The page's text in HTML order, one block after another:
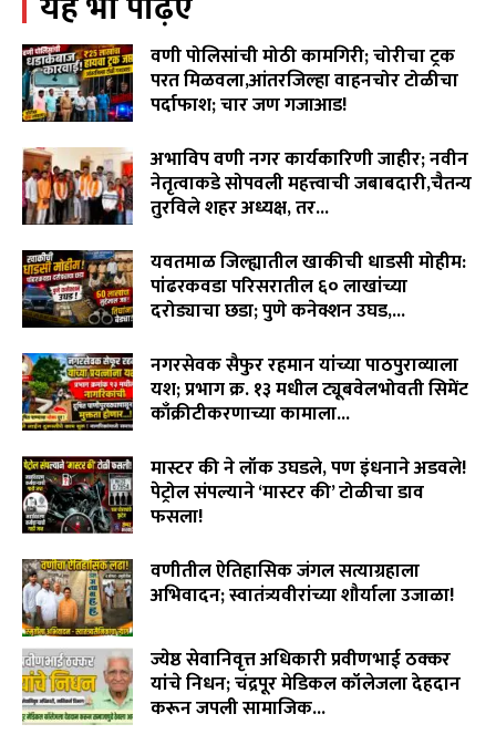
WCL विरुद्ध वृद्ध शेतकरी दांपत्याचा लढा! न्यायासाठी विजय
पिदुरकर मैदानात...
वारंवार निवेदन देऊनही जनप्रतिनिधी व लोकनिर्माण विभागाची झोप
उघडेना,खराब रस्त्यांमुळे गावकरी संतप्त.
02:16
पिक विमा कंपनीच्या धोरणाविरोधात लढा…
04:11
वणी पोलिसांची मोठी कामगिरी; चोरीचा ट्रक
परत मिळवला,आंतरजिल्हा वाहनचोर टोळीचा
पर्दाफाश; चार जण गजाआड!
अभाविप वणी नगर कार्यकारिणी जाहीर; नवीन
नेतृत्वाकडे सोपवली महत्त्वाची जबाबदारी,चैतन्य
तुरविले शहर अध्यक्ष, तर...
यवतमाळ जिल्ह्यातील खाकीची धाडसी मोहीम:
पांढरकवडा परिसरातील ६० लाखांच्या
दरोड्याचा छडा; पुणे कनेक्शन उघड,...
नगरसेवक सैफुर रहमान यांच्या पाठपुराव्याला
यश; प्रभाग क्र. १३ मधील ट्यूबवेलभोवती सिमेंट
काँक्रीटीकरणाच्या कामाला...
मास्टर की ने लॉक उघडले, पण इंधनाने अडवले!
पेट्रोल संपल्याने ‘मास्टर की’ टोळीचा डाव
फसला!
वणीतील ऐतिहासिक जंगल सत्याग्रहाला
अभिवादन; स्वातंत्र्यवीरांच्या शौर्याला उजाळा!
ज्येष्ठ सेवानिवृत्त अधिकारी प्रवीणभाई ठक्कर
यांचे निधन; चंद्रपूर मेडिकल कॉलेजला देहदान
करून जपली सामाजिक...